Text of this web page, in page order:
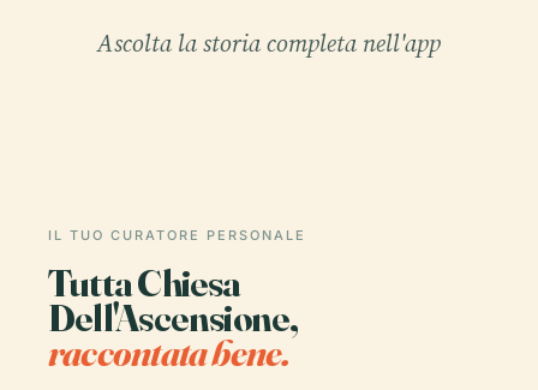
Ascolta la storia completa nell'app
IL TUO CURATORE PERSONALE
Tutta Chiesa
Dell'Ascensione,
raccontata bene.